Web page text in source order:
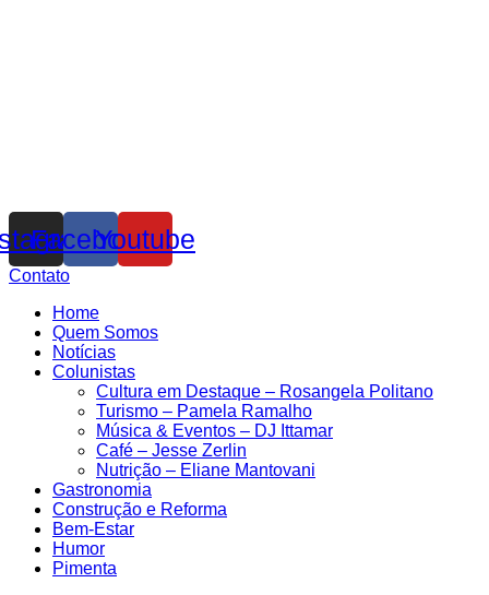
Facebook
Youtube
Contato
Home
Quem Somos
Notícias
Colunistas
Cultura em Destaque – Rosangela Politano
Turismo – Pamela Ramalho
Música & Eventos – DJ Ittamar
Café – Jesse Zerlin
Nutrição – Eliane Mantovani
Gastronomia
Construção e Reforma
Bem-Estar
Humor
Pimenta